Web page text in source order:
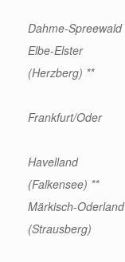
Dahme-Spreewald
Elbe-Elster
(Herzberg) **
Frankfurt/Oder
Havelland
(Falkensee) **
Märkisch-Oderland
(Strausberg)